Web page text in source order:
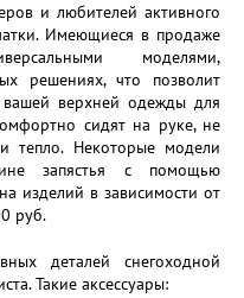
и любителей активного
Имеющиеся в продаже
моделями,
решениях, что позволит
вашей верхней одежды для
сидят на руке, не
тепло. Некоторые модели
запястья с помощью
изделий в зависимости от
руб.
деталей снегоходной
Такие аксессуары: